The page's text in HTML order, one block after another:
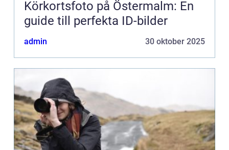
Körkortsfoto på Östermalm: En
guide till perfekta ID-bilder
admin 30 oktober 2025